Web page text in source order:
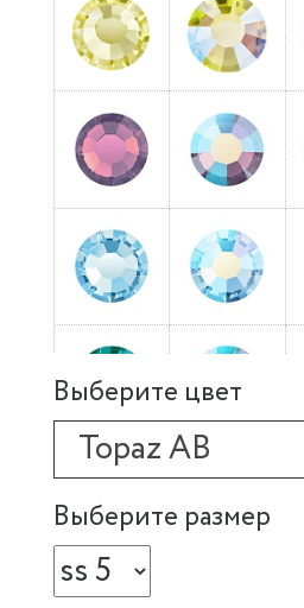
Выберите цвет
Topaz AB
Выберите размер